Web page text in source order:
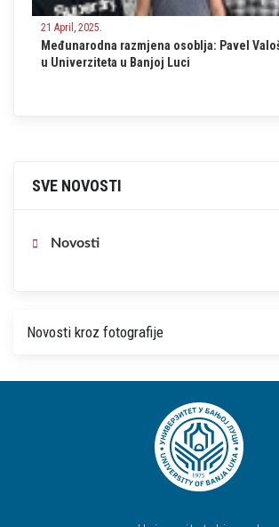
21 April, 2025.
Međunarodna razmjena osoblja: Pavel
u Univerziteta u Banjoj Luci
SVE NOVOSTI
Novosti
Novosti kroz fotografije